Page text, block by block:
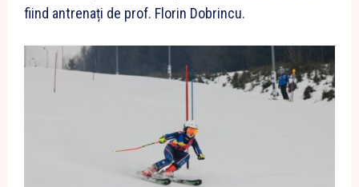
fiind antrenați de prof. Florin Dobrincu.